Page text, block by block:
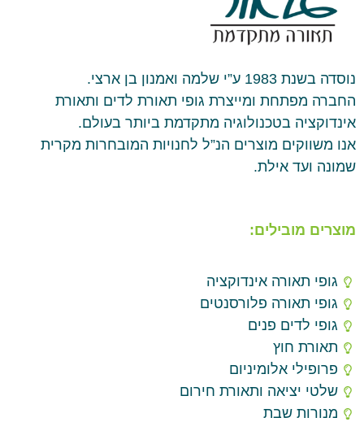
נוסדה בשנת 1983 ע”י שלמה ואמנון בן ארצי.
החברה מפתחת ומייצרת גופי תאורת לדים ותאורת
אינדוקציה בטכנולוגיה מתקדמת ביותר בעולם.
אנו משווקים מוצרים הנ”ל לחנויות המובחרות מקרית
שמונה ועד אילת.
מוצרים מובילים:
גופי תאורה אינדוקציה
גופי תאורה פלורסנטים
גופי לדים פנים
תאורת חוץ
פרופילי אלומיניום
שלטי יציאה ותאורת חירום
מנורות שבת